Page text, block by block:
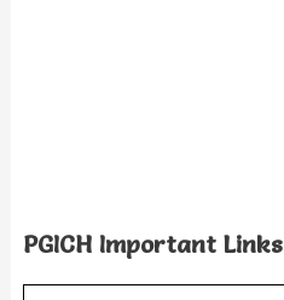
PGICH Important Links